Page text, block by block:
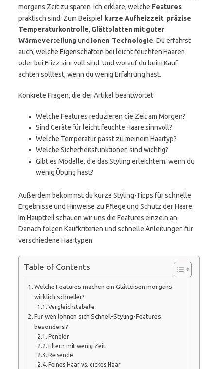
morgens Zeit zu sparen. Ich erkläre, welche Features
praktisch sind. Zum Beispiel kurze Aufheizzeit, präzise
Temperaturkontrolle, Glättplatten mit guter
Wärmeverteilung und Ionen-Technologie. Du erfährst
auch, welche Eigenschaften bei leicht feuchten Haaren
oder bei Frizz sinnvoll sind. Und worauf du beim Kauf
achten solltest, wenn du wenig Erfahrung hast.
Konkrete Fragen, die der Artikel beantwortet:
Welche Features reduzieren die Zeit am Morgen?
Sind Geräte für leicht feuchte Haare sinnvoll?
Welche Temperatur passt zu meinem Haartyp?
Welche Sicherheitsfunktionen sind wichtig?
Gibt es Modelle, die das Styling erleichtern, wenn du
wenig Übung hast?
Außerdem bekommst du kurze Styling-Tipps für schnelle
Ergebnisse und Hinweise zu Pflege und Schutz der Haare.
Im Hauptteil schauen wir uns die Features einzeln an.
Danach folgen Kaufkriterien und schnelle Anleitungen für
verschiedene Haartypen.
Table of Contents
Welche Features machen ein Glätteisen morgens
wirklich schneller?
Vergleichstabelle
Für wen lohnen sich Schnell-Styling-Features
besonders?
Pendler
Eltern mit wenig Zeit
Reisende
Feines Haar vs. dickes Haar